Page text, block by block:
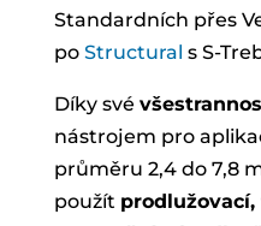
Standardních přes
po Structural s S-
Díky své
nástrojem pro
průměru 2,4 do 7,8
použít prodlužovací,